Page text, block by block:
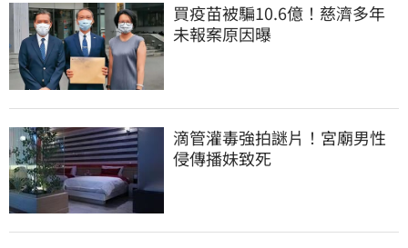
買疫苗被騙10.6億！慈濟多年
未報案原因曝
滴管灌毒強拍謎片！宮廟男性
侵傳播妹致死